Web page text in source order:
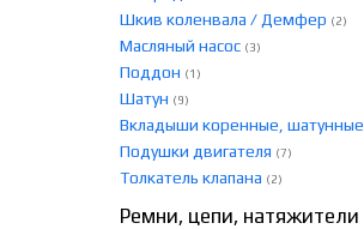
Шкив коленвала / Демфер (2)
Масляный насос (3)
Поддон (1)
Шатун (9)
Вкладыши коренные, шатунные
Подушки двигателя (7)
Толкатель клапана (2)
Ремни, цепи, натяжители